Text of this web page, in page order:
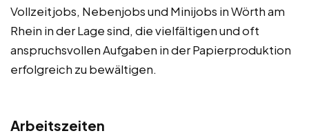
Vollzeitjobs, Nebenjobs und Minijobs in Wörth am
Rhein in der Lage sind, die vielfältigen und oft
anspruchsvollen Aufgaben in der Papierproduktion
erfolgreich zu bewältigen.
Arbeitszeiten